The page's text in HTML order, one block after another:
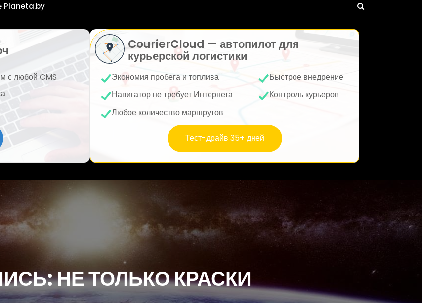
Planeta.by
с любой CMS
CourierCloud — автопилот для
курьерской логистики
Экономия пробега и топлива
Быстрое внедрение
Навигатор не требует Интернета
Контроль курьеров
Любое количество маршрутов
Тест-драйв 35+ дней
НЕ ТОЛЬКО КРАСКИ